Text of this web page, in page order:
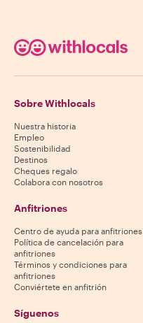
Sobre Withlocals
Nuestra historia
Empleo
Sostenibilidad
Destinos
Cheques regalo
Colabora con nosotros
Anfitriones
Centro de ayuda para anfitriones
Política de cancelación para
anfitriones
Términos y condiciones para
anfitriones
Conviértete en anfitrión
Síguenos